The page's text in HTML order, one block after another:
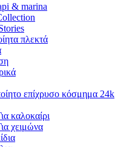
& marina
πλεκτά
επίχρυσο κόσμημα 24k
καλοκαίρι
χειμώνα